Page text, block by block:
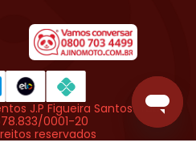
J.P Figueira Santos Ltda
0001-20
reservados